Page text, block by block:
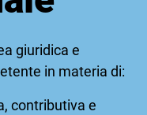
giuridica e
in materia di:
contributiva e